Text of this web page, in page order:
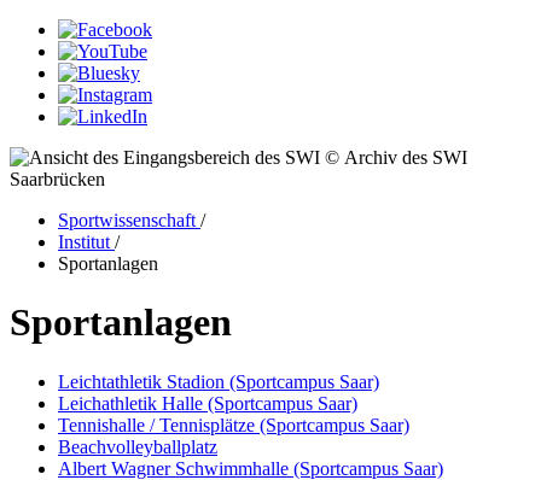
© Archiv des SWI
Saarbrücken
Sportwissenschaft /
Institut /
Sportanlagen
Sportanlagen
Leichtathletik Stadion (Sportcampus Saar)
Leichathletik Halle (Sportcampus Saar)
Tennishalle / Tennisplätze (Sportcampus Saar)
Beachvolleyballplatz
Albert Wagner Schwimmhalle (Sportcampus Saar)